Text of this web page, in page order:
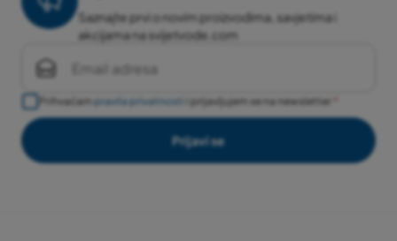
Saznajte prvi o novim proizvodima, savjetima i
akcijama na svijetvode.com
Prihvaćam pravila privatnosti i prijavljujem se na newsletter
Prijavi se